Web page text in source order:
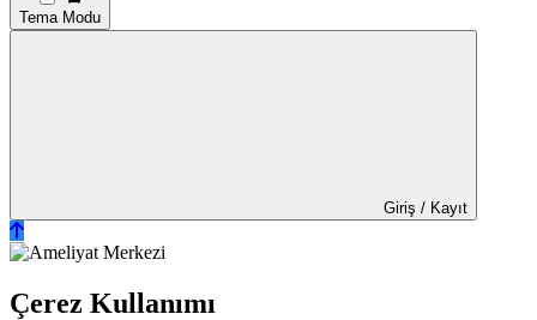
Tema Modu
Giriş / Kayıt
Çerez Kullanımı